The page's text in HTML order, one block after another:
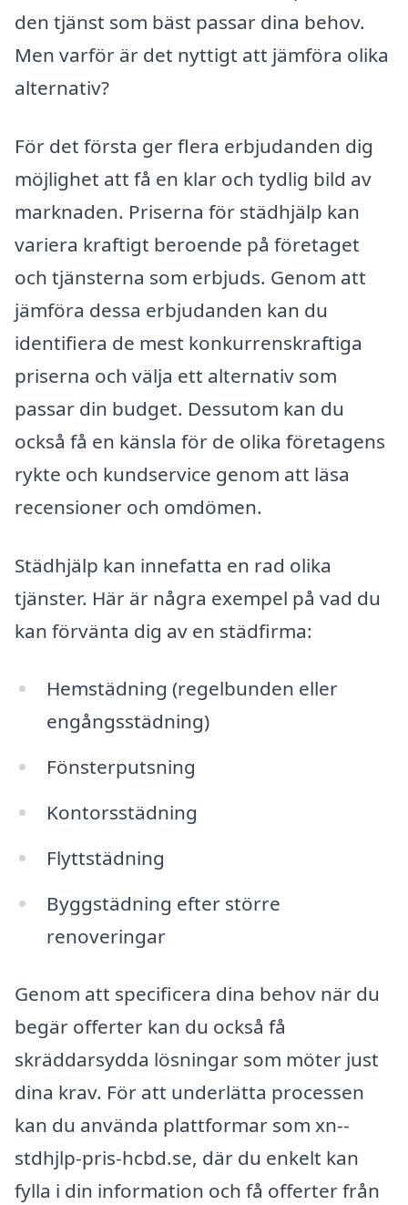
den tjänst som bäst passar dina behov.
Men varför är det nyttigt att jämföra olika
alternativ?
För det första ger flera erbjudanden dig
möjlighet att få en klar och tydlig bild av
marknaden. Priserna för städhjälp kan
variera kraftigt beroende på företaget
och tjänsterna som erbjuds. Genom att
jämföra dessa erbjudanden kan du
identifiera de mest konkurrenskraftiga
priserna och välja ett alternativ som
passar din budget. Dessutom kan du
också få en känsla för de olika företagens
rykte och kundservice genom att läsa
recensioner och omdömen.
Städhjälp kan innefatta en rad olika
tjänster. Här är några exempel på vad du
kan förvänta dig av en städfirma:
Hemstädning (regelbunden eller
engångsstädning)
Fönsterputsning
Kontorsstädning
Flyttstädning
Byggstädning efter större
renoveringar
Genom att specificera dina behov när du
begär offerter kan du också få
skräddarsydda lösningar som möter just
dina krav. För att underlätta processen
kan du använda plattformar som xn--
stdhjlp-pris-hcbd.se, där du enkelt kan
fylla i din information och få offerter från